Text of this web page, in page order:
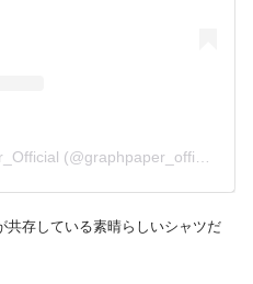
共存している素晴らしいシャツだ